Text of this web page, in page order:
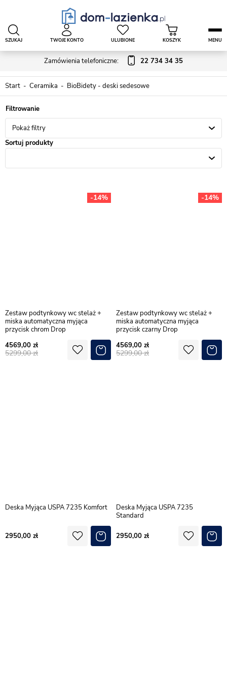
Zamówienia telefoniczne: 22 734 34 35
SZUKAJ TWOJE KONTO ULUBIONE KOSZYK MENU
Start Ceramika BioBidety - deski sedesowe
Pokaż filtry
Sortuj produkty
Zestaw podtynkowy wc stelaż +
miska automatyczna myjąca
przycisk chrom Drop
4569,00
5299,00
-14%
Zestaw podtynkowy wc stelaż +
miska automatyczna myjąca
przycisk czarny Drop
4569,00
5299,00
-14%
Deska Myjąca USPA 7235 Komfort
2950,00
Deska Myjąca USPA 7235
Standard
2950,00